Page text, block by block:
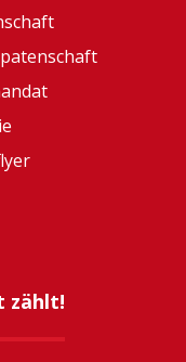
zählt!